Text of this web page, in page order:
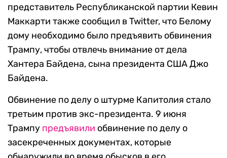
представитель Республиканской партии Кевин
Маккарти также сообщил в Twitter, что Белому
дому необходимо было предъявить обвинения
Трампу, чтобы отвлечь внимание от дела
Хантера Байдена, сына президента США Джо
Байдена.
Обвинение по делу о штурме Капитолия стало
третьим против экс-президента. 9 июня
Трампу предъявили обвинение по делу о
засекреченных документах, которые